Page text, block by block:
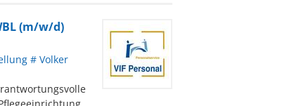
(m/w/d)
# Volker